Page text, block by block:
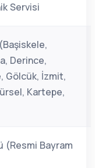
Servisi
Derince,
Gölcük, İzmit,
Kartepe,
(Resmi Bayram